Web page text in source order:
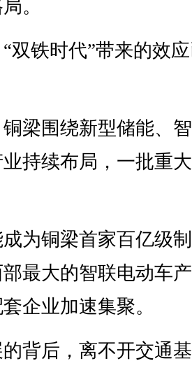
。
铁时代”带来的效应
围绕新型储能、智
持续布局，一批重
铜梁首家百亿级制
最大的智联电动车
企业加速集聚。
后，离不开交通基